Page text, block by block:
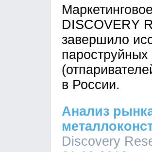
DISCOVERY
завершило
пароструйных
в России.
Анализ
Discovery